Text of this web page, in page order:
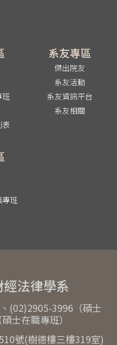
班
表
系友專區
傑出院友
系友活動
系友資訊平台
系友相關
班
法律學系
(02)2905-3996（碩士
士在職專班）
號(樹德樓三樓319室)